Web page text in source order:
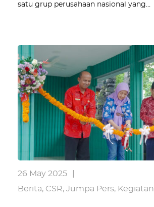
satu grup perusahaan nasional yang…
26 May 2025
Berita, CSR, Jumpa Pers, Kegiatan